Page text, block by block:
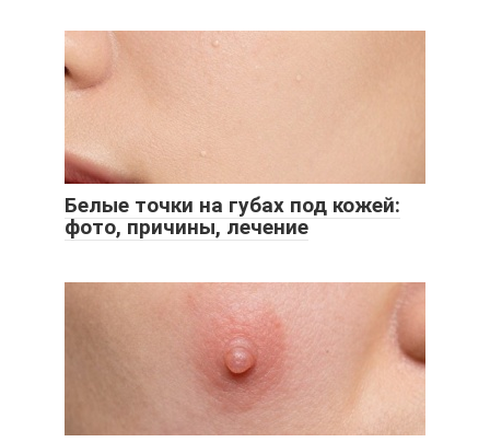
Белые точки на губах под кожей:
фото, причины, лечение